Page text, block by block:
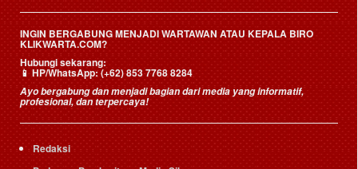
INGIN BERGABUNG MENJADI WARTAWAN ATAU KEPALA BIRO
KLIKWARTA.COM?
Hubungi sekarang:
📱HP/WhatsApp:(+62) 853 7768 8284
Ayo bergabung dan menjadi bagian dari media yang informatif,
profesional, dan terpercaya!
Redaksi